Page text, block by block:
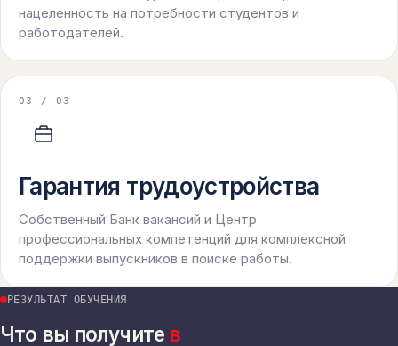
нацеленность на потребности студентов и
работодателей.
03 / 03
Гарантия трудоустройства
Собственный Банк вакансий и Центр
профессиональных компетенций для комплексной
поддержки выпускников в поиске работы.
РЕЗУЛЬТАТ ОБУЧЕНИЯ
Что вы получите в